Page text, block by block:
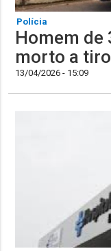
Polícia
Homem de
morto a
13/04/2026 - 15:09